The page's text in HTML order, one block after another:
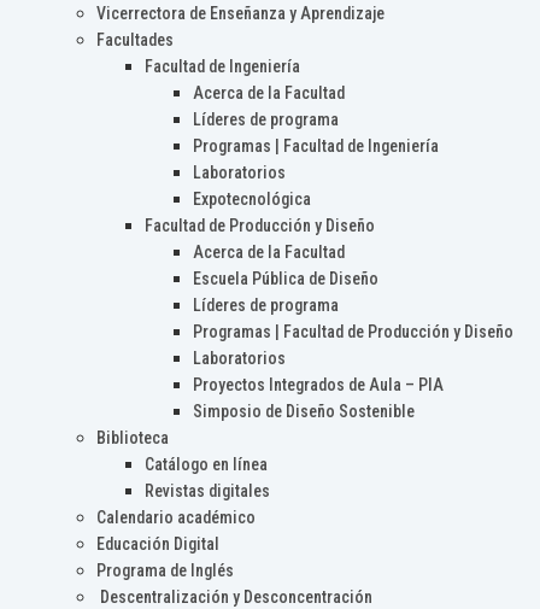
Vicerrectora de Enseñanza y Aprendizaje
Facultades
Facultad de Ingeniería
Acerca de la Facultad
Líderes de programa
Programas | Facultad de Ingeniería
Laboratorios
Expotecnológica
Facultad de Producción y Diseño
Acerca de la Facultad
Escuela Pública de Diseño
Líderes de programa
Programas | Facultad de Producción y Diseño
Laboratorios
Proyectos Integrados de Aula – PIA
Simposio de Diseño Sostenible
Biblioteca
Catálogo en línea
Revistas digitales
Calendario académico
Educación Digital
Programa de Inglés
Descentralización y Desconcentración